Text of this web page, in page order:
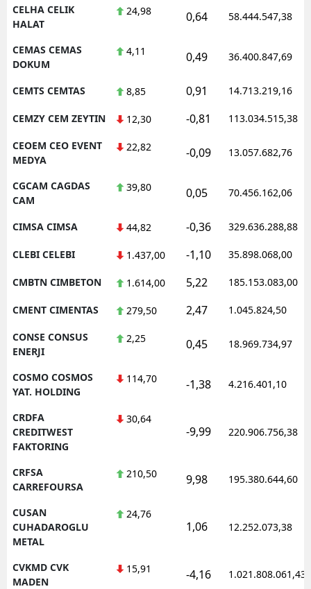
CELHA CELIK
HALAT
24,98 0,64 58.444.547,38
CEMAS CEMAS
DOKUM
4,11 0,49 36.400.847,69
CEMTS CEMTAS 8,85 0,91 14.713.219,16
CEMZY CEM ZEYTIN 12,30 -0,81 113.034.515,38
CEOEM CEO EVENT
MEDYA
22,82 -0,09 13.057.682,76
CGCAM CAGDAS
CAM
39,80 0,05 70.456.162,06
CIMSA CIMSA 44,82 -0,36 329.636.288,88
CLEBI CELEBI 1.437,00 -1,10 35.898.068,00
CMBTN CIMBETON 1.614,00 5,22 185.153.083,00
CMENT CIMENTAS 279,50 2,47 1.045.824,50
CONSE CONSUS
ENERJI
2,25 0,45 18.969.734,97
COSMO COSMOS
YAT. HOLDING
114,70 -1,38 4.216.401,10
CRDFA
CREDITWEST
FAKTORING
30,64
-9,99 220.906.756,38
CRFSA
CARREFOURSA
210,50 9,98 195.380.644,60
CUSAN
CUHADAROGLU
METAL
24,76
1,06 12.252.073,38
CVKMD CVK
MADEN
15,91 -4,16 1.021.808.061,43